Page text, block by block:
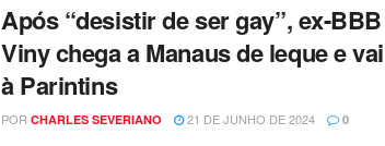
Após “desistir de ser gay”, ex-BBB
Viny chega a Manaus de leque e vai
à Parintins
POR CHARLES SEVERIANO 21 DE JUNHO DE 2024 0